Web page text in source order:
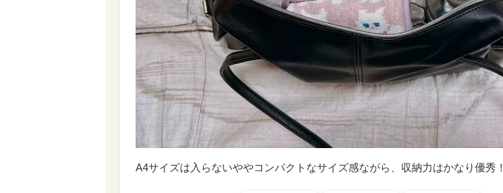
A4サイズは入らないややコンパクトなサイズ感ながら、収納力はかなり優秀！